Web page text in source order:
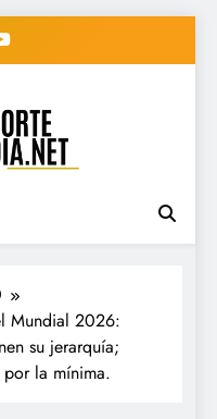
AL DIA •
Deportivo
Mundial 2026:
su jerarquía;
por la mínima.